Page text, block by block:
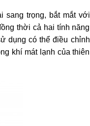
sang trọng, bắt mắt với
thời cả hai tính năng
dụng có thể điều chỉnh
khí mát lạnh của thiên